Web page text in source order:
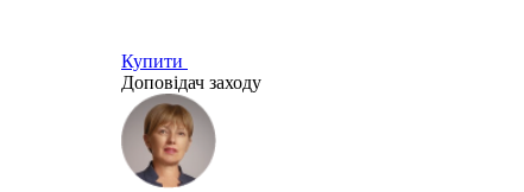
Купити
Доповідач заходу